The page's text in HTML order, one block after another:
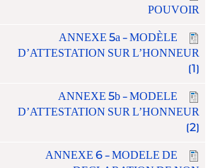
POUVOIR
ANNEXE 5a - MODÈLE
D’ATTESTATION SUR L’HONNEUR
(1)
ANNEXE 5b - MODELE
D’ATTESTATION SUR L’HONNEUR
(2)
ANNEXE 6 - MODELE DE